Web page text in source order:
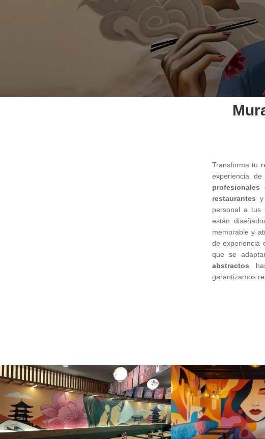
Transforma tu
experiencia
profesionales
restaurantes y
personal a tus
están
memorable y
de experiencia
que se
abstractos
garantizamos